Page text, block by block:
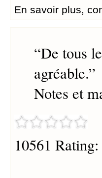
En savoir plus,
“De tous
agréable.”
Notes et
10561 Rating: